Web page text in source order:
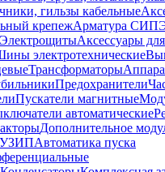
гильзы кабельные
крепежАрматура СИП
ЭлектрощитыАксессуары для
электротехнические
Трансформаторы
Предохранители
Пускатели магнитные
автоматические
Дополнительное
УЗИПАвтоматика пуска